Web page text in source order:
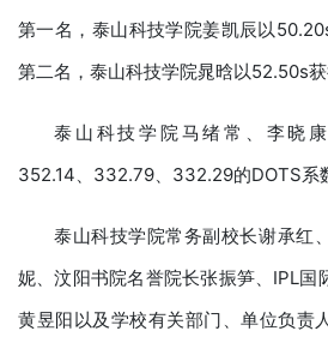
第一名，泰山科技学院姜凯辰以
第二名，泰山科技学院晁晗以52.50s获
泰山科技学院马绪常、李晓
352.14、332.79、332.29的DOTS系
泰山科技学院常务副校长谢承红
妮、汶阳书院名誉院长张振笋、IPL国
黄昱阳以及学校有关部门、单位负责